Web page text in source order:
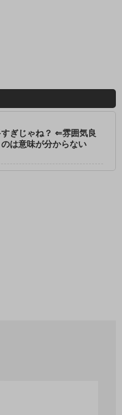
すぎじゃね？ ⇐雰囲気良
は意味が分からない